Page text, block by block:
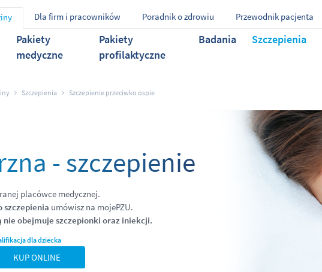
Dla firm i pracowników Poradnik o zdrowiu Przewodnik pacjenta
Pakiety
medyczne
Pakiety
profilaktyczne
Badania Szczepienia
Szczepienia Szczepienie przeciwko ospie
- szczepienie
placówce medycznej.
umówisz na mojePZU.
obejmuje szczepionki oraz iniekcji.
dla dziecka
KUP ONLINE